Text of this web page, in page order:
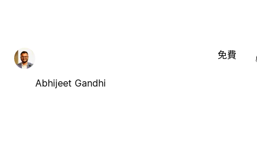
Abhijeet Gandhi
免費